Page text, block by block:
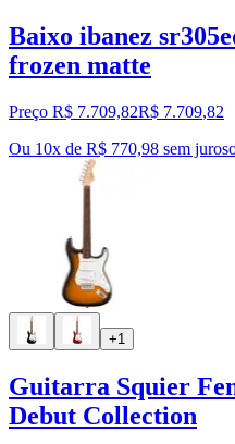
Baixo ibanez
frozen matte
Preço R$ 7.709,82R$ 7.709,82
Ou 10x de R$ 770,98 sem juros
+1
Guitarra Squier
Debut Collection